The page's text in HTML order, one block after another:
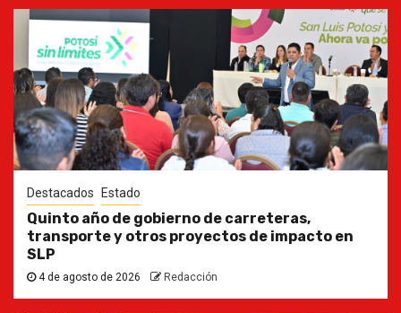
Destacados Estado
Quinto año de gobierno de carreteras,
transporte y otros proyectos de impacto en
SLP
4 de agosto de 2026 Redacción